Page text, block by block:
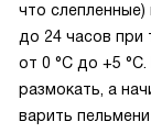
что
до 24 часов при
от 0 °C до +5
размокать, а
варить